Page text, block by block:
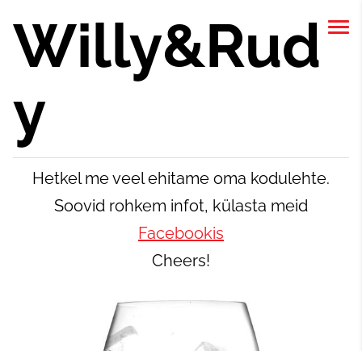
Willy&Rud
y
Hetkel me veel ehitame oma kodulehte.
Soovid rohkem infot, külasta meid
Facebookis
Cheers!